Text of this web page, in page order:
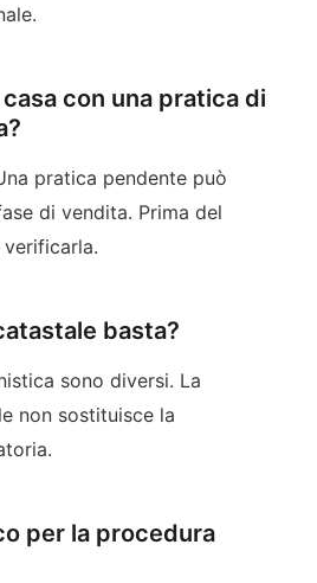
con una pratica di
pratica pendente può
di vendita. Prima del
basta?
sono diversi. La
non sostituisce la
per la procedura